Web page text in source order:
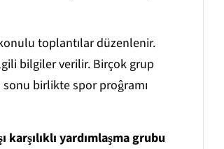
toplantılar düzenlenir.
bilgiler verilir. Birçok grup
sonu birlikte spor proĝramı
yardımlaşma grubu